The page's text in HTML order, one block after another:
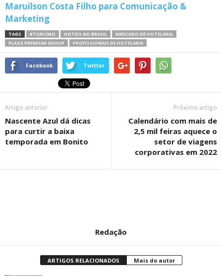
Maruilson Costa Filho para Comunicação &
Marketing
TAGS #TURISMO HOTEIS NO BRASIL
MERCADO DE HOTELARIA
PLAZA PREMIUM GROUP
PROFISSIONAIS DE HOTELARIA
Facebook Twitter
Artigo anterior
Nascente Azul dá dicas
para curtir a baixa
temporada em Bonito
Próximo artigo
Calendário com mais de
2,5 mil feiras aquece o
setor de viagens
corporativas em 2022
Redação
ARTIGOS RELACIONADOS Mais do autor